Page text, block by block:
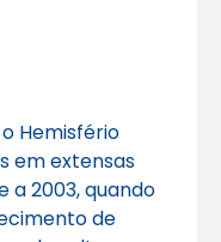
Hemisfério
em extensas
a 2003, quando
de